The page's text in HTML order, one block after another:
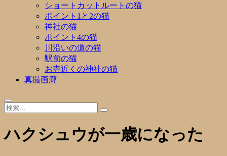
ショートカットルートの猫
ポイント1と2の猫
神社の猫
ポイント4の猫
川沿いの道の猫
駅前の猫
お寺近くの神社の猫
真撮画廊
ハクシュウが一歳になった